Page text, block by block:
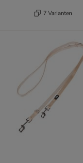
7 Varianten